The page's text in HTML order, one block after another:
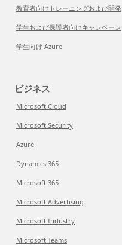
教育者向けトレーニングおよび開発
学生および保護者向けキャンペーン
学生向け Azure
ビジネス
Microsoft Cloud
Microsoft Security
Azure
Dynamics 365
Microsoft 365
Microsoft Advertising
Microsoft Industry
Microsoft Teams